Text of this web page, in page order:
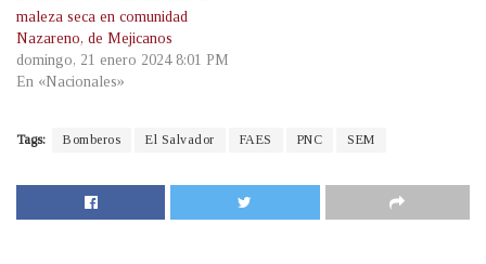
maleza seca en comunidad
Nazareno, de Mejicanos
domingo, 21 enero 2024 8:01 PM
En «Nacionales»
Tags: Bomberos El Salvador FAES PNC SEM